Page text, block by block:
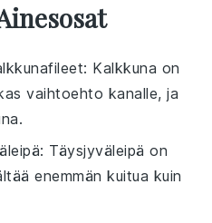
: Kalkkuna on
vaihtoehto kanalle, ja
: Täysjyväleipä on
enemmän kuitua kuin